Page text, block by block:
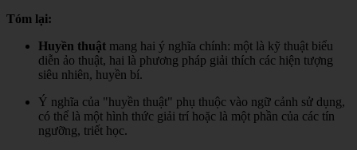
Tóm lại:
Huyền thuật mang hai ý nghĩa chính: một là kỹ thuật biểu
diễn ảo thuật, hai là phương pháp giải thích các hiện tượng
siêu nhiên, huyền bí.
Ý nghĩa của "huyền thuật" phụ thuộc vào ngữ cảnh sử dụng,
có thể là một hình thức giải trí hoặc là một phần của các tín
ngưỡng, triết học.